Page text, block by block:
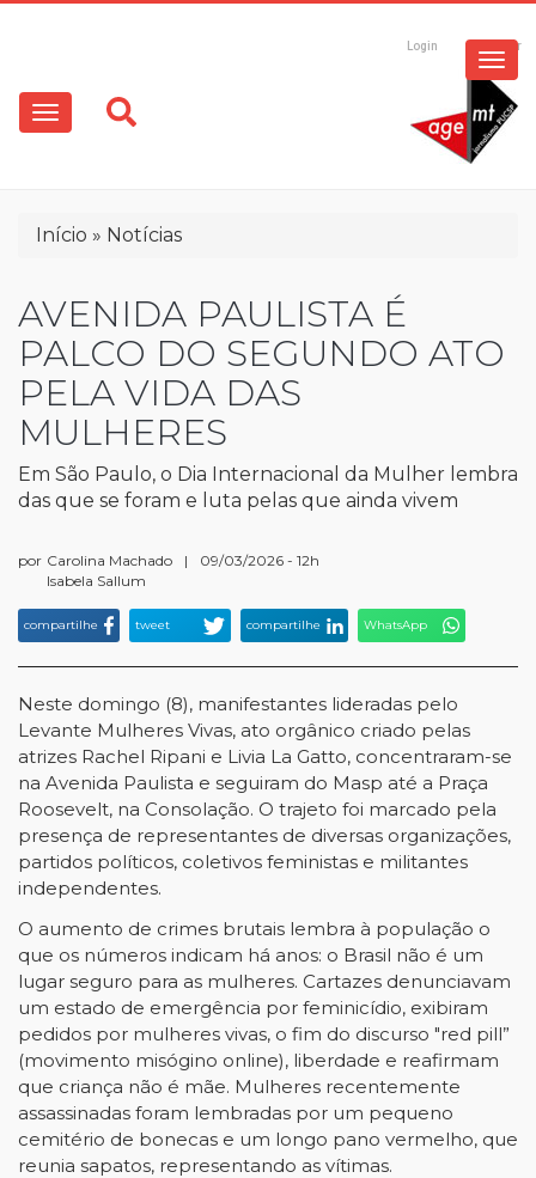
conteúdo
principal
Login Registrar
Main
navigation
Trilha
navegação
Início Notícias
AVENIDA PAULISTA É
PALCO DO SEGUNDO ATO
PELA VIDA DAS
MULHERES
Em São Paulo, o Dia Internacional da Mulher lembra
das que se foram e luta pelas que ainda vivem
por Carolina Machado
Isabela Sallum
| 09/03/2026 - 12h
compartilhe tweet compartilhe WhatsApp
Neste domingo (8), manifestantes lideradas pelo
Levante Mulheres Vivas, ato orgânico criado pelas
atrizes Rachel Ripani e Livia La Gatto, concentraram-se
na Avenida Paulista e seguiram do Masp até a Praça
Roosevelt, na Consolação. O trajeto foi marcado pela
presença de representantes de diversas organizações,
partidos políticos, coletivos feministas e militantes
independentes.
O aumento de crimes brutais lembra à população o
que os números indicam há anos: o Brasil não é um
lugar seguro para as mulheres. Cartazes denunciavam
um estado de emergência por feminicídio, exibiram
pedidos por mulheres vivas, o fim do discurso "red pill”
(movimento misógino online), liberdade e reafirmam
que criança não é mãe. Mulheres recentemente
assassinadas foram lembradas por um pequeno
cemitério de bonecas e um longo pano vermelho, que
reunia sapatos, representando as vítimas.